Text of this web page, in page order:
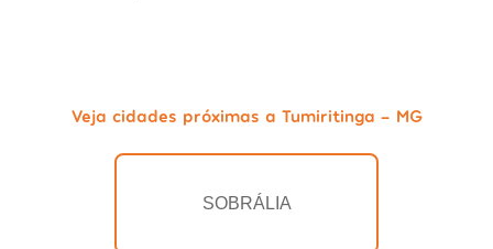
Veja cidades próximas a Tumiritinga - MG
SOBRÁLIA